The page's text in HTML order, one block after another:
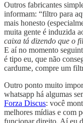
Outros fabricantes
informam: “filtro para
mais honesto
muita gente é induzida
caixa tá dizendo que o
E aí no momento
é tipo eu, que não
cardume, compre um
Outro ponto muito
whatsapp há algumas
Forza Discus: você
melhores mídias e com